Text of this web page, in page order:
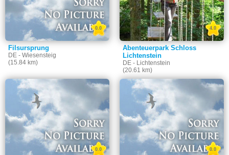
Filsursprung
DE - Wiesensteig
(15.84 km)
0.0
Abenteuerpark Schloss
Lichtenstein
DE - Lichtenstein
(20.61 km)
4.0
0.0 0.0